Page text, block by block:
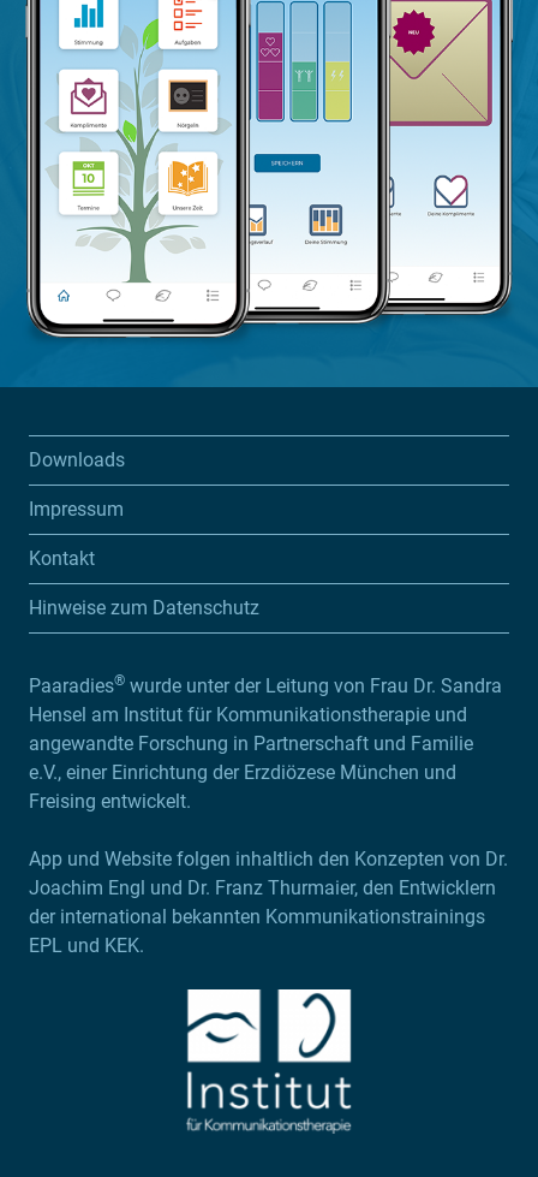
Downloads
Impressum
Kontakt
Hinweise zum Datenschutz
Paaradies® wurde unter der Leitung von Frau Dr. Sandra
Hensel am Institut für Kommunikationstherapie und
angewandte Forschung in Partnerschaft und Familie
e.V., einer Einrichtung der Erzdiözese München und
Freising entwickelt.
App und Website folgen inhaltlich den Konzepten von Dr.
Joachim Engl und Dr. Franz Thurmaier, den Entwicklern
der international bekannten Kommunikationstrainings
EPL und KEK.